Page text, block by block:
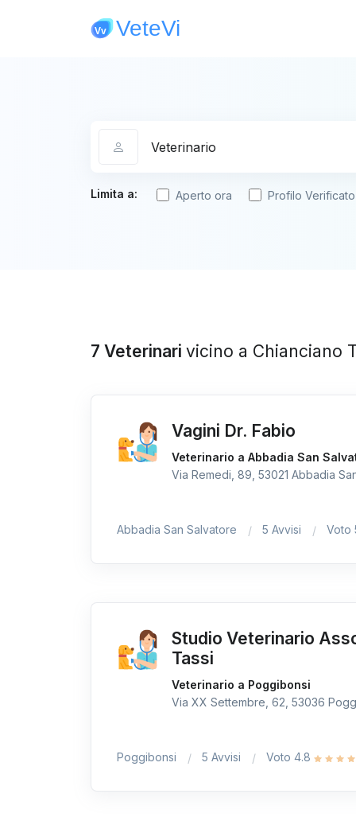
Limita a: Aperto ora Profilo Verificato
7 Veterinari vicino a Chianciano
Vagini Dr. Fabio
Veterinario a Abbadia San
Via Remedi, 89, 53021 Abbadia
Abbadia San Salvatore 5 Avvisi Voto
Studio Veterinario
Tassi
Veterinario a Poggibonsi
Via XX Settembre, 62, 53036
Poggibonsi 5 Avvisi Voto 4.8